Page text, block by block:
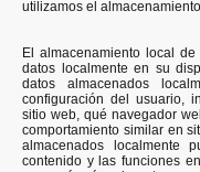
utilizamos el
El almacenamiento local
datos localmente en su
datos almacenados
configuración del usuario,
sitio web, qué navegador
comportamiento similar en
almacenados localmente
contenido y las funciones